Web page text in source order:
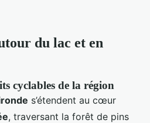
du lac et en
cyclables de la région
s’étendent au cœur
, traversant la forêt de pins